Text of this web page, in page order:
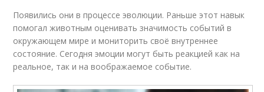
Появились они в процессе эволюции. Раньше этот навык
помогал животным оценивать значимость событий в
окружающем мире и мониторить своё внутреннее
состояние. Сегодня эмоции могут быть реакцией как на
реальное, так и на воображаемое событие.